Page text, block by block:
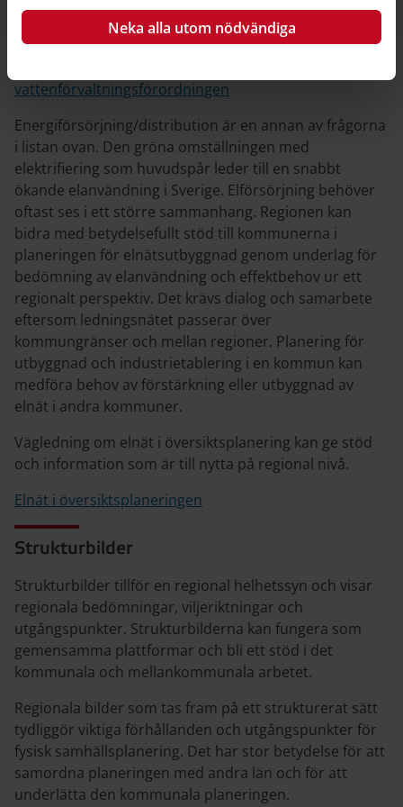
Neka alla utom nödvändiga
Vattenförsörjning i översiktsplanering
vattenförvaltningsförordningen
Energiförsörjning/distribution är en annan av frågorna
i listan ovan. Den gröna omställningen med
elektrifiering som huvudspår leder till en snabbt
ökande elanvändning i Sverige. Elförsörjning behöver
oftast ses i ett större sammanhang. Regionen kan
bidra med betydelsefullt stöd till kommunerna i
planeringen för elnätsutbyggnad genom underlag för
bedömning av elanvändning och effektbehov ur ett
regionalt perspektiv. Det krävs dialog och samarbete
eftersom ledningsnätet passerar över
kommungränser och mellan regioner. Planering för
utbyggnad och industrietablering i en kommun kan
medföra behov av förstärkning eller utbyggnad av
elnät i andra kommuner.
Vägledning om elnät i översiktsplanering kan ge stöd
och information som är till nytta på regional nivå.
Elnät i översiktsplaneringen
Strukturbilder
Strukturbilder tillför en regional helhetssyn och visar
regionala bedömningar, viljeriktningar och
utgångspunkter. Strukturbilderna kan fungera som
gemensamma plattformar och bli ett stöd i det
kommunala och mellankommunala arbetet.
Regionala bilder som tas fram på ett strukturerat sätt
tydliggör viktiga förhållanden och utgångspunkter för
fysisk samhällsplanering. Det har stor betydelse för att
samordna planeringen med andra län och för att
underlätta den kommunala planeringen.